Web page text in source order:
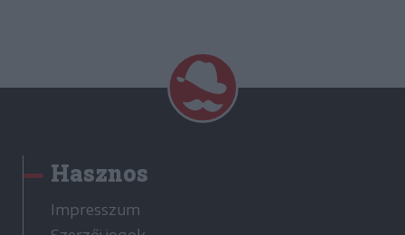
Hasznos
Impresszum